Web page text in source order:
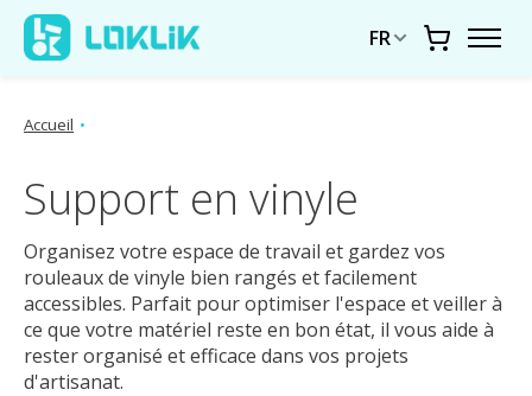
FR Chariot
Accueil •
Support en vinyle
Organisez votre espace de travail et gardez vos
rouleaux de vinyle bien rangés et facilement
accessibles. Parfait pour optimiser l'espace et veiller à
ce que votre matériel reste en bon état, il vous aide à
rester organisé et efficace dans vos projets
d'artisanat.